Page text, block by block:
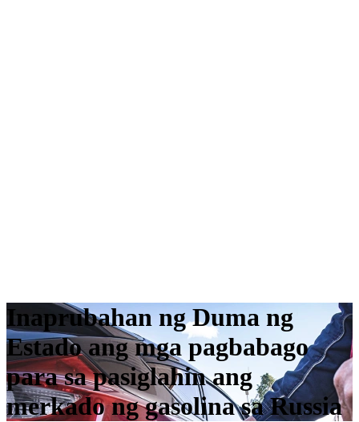
Inaprubahan ng Duma ng
Estado ang mga pagbabago
para sa pasiglahin ang
merkado ng gasolina sa Russia